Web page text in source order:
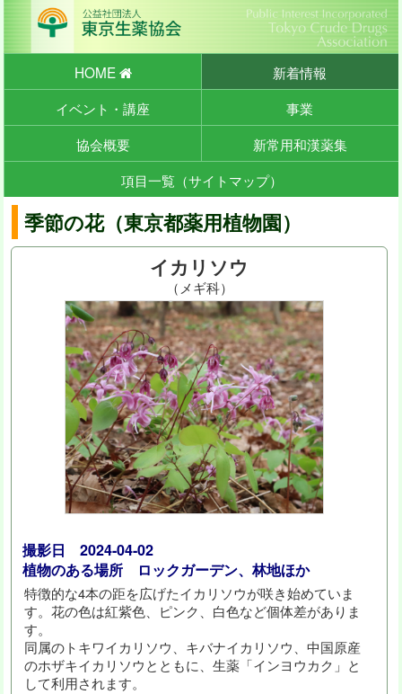
HOME
新着情報
イベント・講座
事業
協会概要
新常用和漢薬集
項目一覧（サイトマップ）
季節の花（東京都薬用植物園）
イカリソウ
（メギ科）
撮影日 2024-04-02
植物のある場所 ロックガーデン、林地ほか
特徴的な4本の距を広げたイカリソウが咲き始めていま
す。花の色は紅紫色、ピンク、白色など個体差がありま
す。
同属のトキワイカリソウ、キバナイカリソウ、中国原産
のホザキイカリソウとともに、生薬「インヨウカク」と
して利用されます。